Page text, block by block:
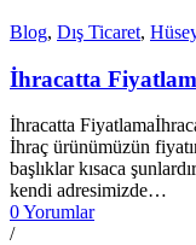
Blog, Dış Ticaret,
İhracatta
İhracatta
İhraç ürünümüzün
başlıklar kısaca
kendi adresimizde…
0 Yorumlar
/